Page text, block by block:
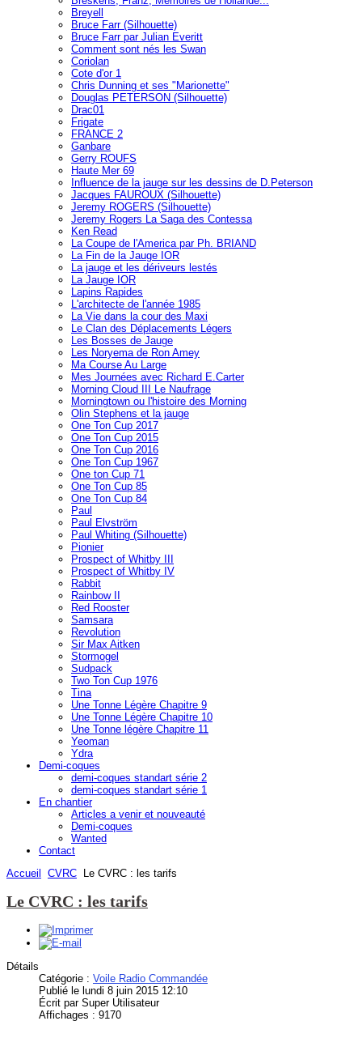
Breyell
Bruce Farr (Silhouette)
Bruce Farr par Julian Everitt
Comment sont nés les Swan
Coriolan
Cote d'or 1
Chris Dunning et ses "Marionette"
Douglas PETERSON (Silhouette)
Drac01
Frigate
FRANCE 2
Ganbare
Gerry ROUFS
Haute Mer 69
Influence de la jauge sur les dessins de D.Peterson
Jacques FAUROUX (Silhouette)
Jeremy ROGERS (Silhouette)
Jeremy Rogers La Saga des Contessa
Ken Read
La Coupe de l'America par Ph. BRIAND
La Fin de la Jauge IOR
La jauge et les dériveurs lestés
La Jauge IOR
Lapins Rapides
L'architecte de l'année 1985
La Vie dans la cour des Maxi
Le Clan des Déplacements Légers
Les Bosses de Jauge
Les Noryema de Ron Amey
Ma Course Au Large
Mes Journées avec Richard E.Carter
Morning Cloud III Le Naufrage
Morningtown ou l'histoire des Morning
Olin Stephens et la jauge
One Ton Cup 2017
One Ton Cup 2015
One Ton Cup 2016
One Ton Cup 1967
One ton Cup 71
One Ton Cup 85
One Ton Cup 84
Paul
Paul Elvström
Paul Whiting (Silhouette)
Pionier
Prospect of Whitby III
Prospect of Whitby IV
Rabbit
Rainbow II
Red Rooster
Samsara
Revolution
Sir Max Aitken
Stormogel
Sudpack
Two Ton Cup 1976
Tina
Une Tonne Légère Chapitre 9
Une Tonne Légère Chapitre 10
Une Tonne légère Chapitre 11
Yeoman
Ydra
Demi-coques
demi-coques standart série 2
demi-coques standart série 1
En chantier
Articles a venir et nouveauté
Demi-coques
Wanted
Contact
Accueil
CVRC Le CVRC : les tarifs
Le CVRC : les tarifs
Détails
Catégorie : Voile Radio Commandée
Publié le lundi 8 juin 2015 12:10
Écrit par Super Utilisateur
Affichages : 9170